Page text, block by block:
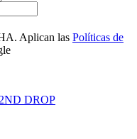
Aplican las Políticas de
DROP